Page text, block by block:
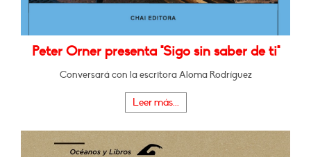
Peter Orner presenta "Sigo sin saber de ti"
Conversará con la escritora Aloma Rodríguez
Leer más...